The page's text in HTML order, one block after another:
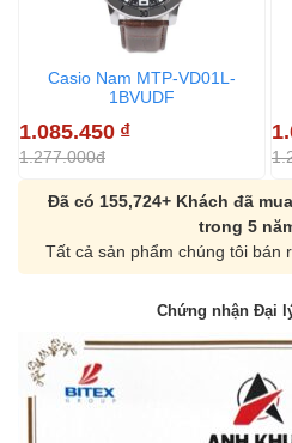
Casio Nam MTP-VD01L-
1BVUDF
1.085.450 ₫
1.277.000đ
Đã có 155,724+ Khách đã
trong 5
Tất cả sản phẩm chúng tôi bán
Chứng nhận Đại